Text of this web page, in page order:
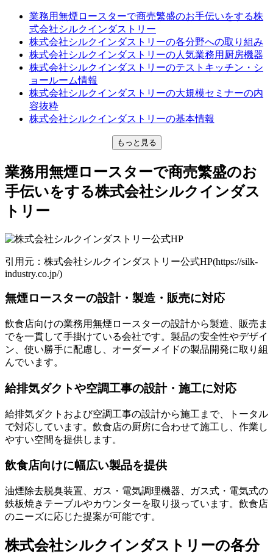
業務用無煙ロースターで商売繁盛のお手伝いをする株
式会社シルクインダストリー
株式会社シルクインダストリーの各分野への取り組み
株式会社シルクインダストリーの人気業務用厨房機器
株式会社シルクインダストリーのテストキッチン・シ
ョールーム情報
株式会社シルクインダストリーの大規模セミナーの内
容抜粋
株式会社シルクインダストリーの基本情報
もっと見る
業務用無煙ロースターで商売繁盛のお
手伝いをする株式会社シルクインダス
トリー
引用元：株式会社シルクインダストリー公式HP(https://silk-
industry.co.jp/)
無煙ロースターの設計・製造・販売に対応
飲食店向けの業務用無煙ロースターの設計から製造、販売ま
でを一貫して手掛けている会社です。製品の安全性やデザイ
ン、使い勝手に配慮し、オーダーメイドの製品開発に取り組
んでいます。
給排気ダクトや空調工事の設計・施工に対応
給排気ダクトおよび空調工事の設計から施工まで、トータル
で対応しています。飲食店の厨房に合わせて施工し、作業し
やすい空間を提供します。
飲食店向けに幅広い製品を提供
油煙除去脱臭装置、ガス・電気調理機器、ガス式・電気式の
鉄板焼きテーブルやカウンターを取り扱っています。飲食店
のニーズに応じた提案が可能です。
株式会社シルクインダストリーの各分